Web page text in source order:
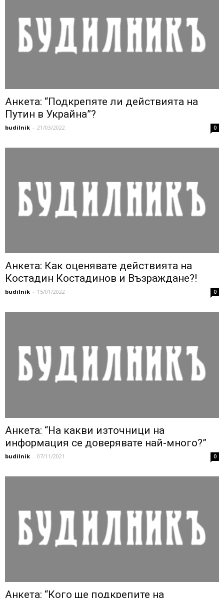
Анкета: “Подкрепяте ли действията на
Путин в Украйна”?
budilnik - 21/03/2022 0
Анкета: Как оценявате действията на
Костадин Костадинов и Възраждане?!
budilnik - 15/01/2022 0
Анкета: “На какви източници на
информация се доверявате най-много?”
budilnik - 07/11/2021 0
Анкета: “Кого ще подкрепите на